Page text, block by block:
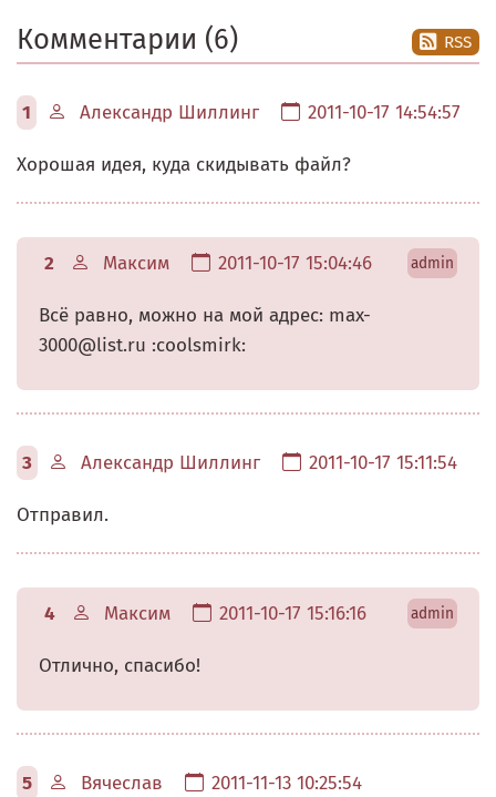
Комментарии (6) RSS
1 Александр Шиллинг 2011-10-17 14:54:57
Хорошая идея, куда скидывать файл?
2 Максим 2011-10-17 15:04:46 admin
Всё равно, можно на мой адрес: max-
3000@list.ru :coolsmirk:
3 Александр Шиллинг 2011-10-17 15:11:54
Отправил.
4 Максим 2011-10-17 15:16:16 admin
Отлично, спасибо!
5 Вячеслав 2011-11-13 10:25:54